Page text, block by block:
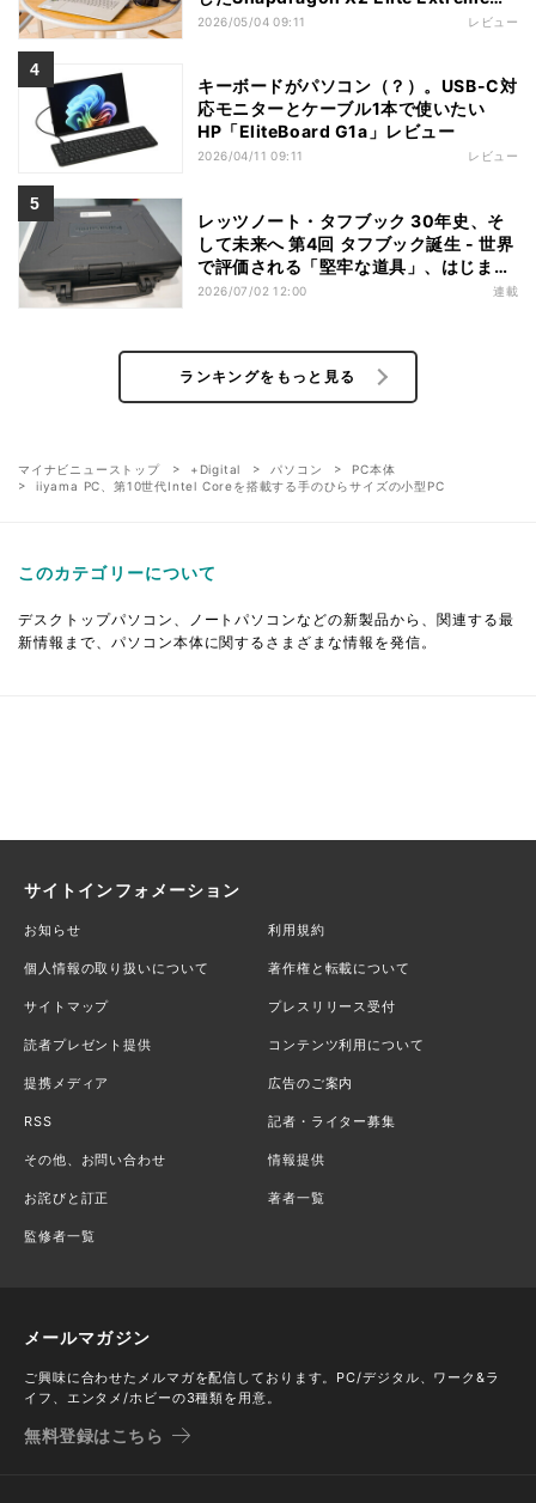
ートPC
2026/05/04 09:11 レビュー
キーボードがパソコン（？）。USB-C対
応モニターとケーブル1本で使いたい
HP「EliteBoard G1a」レビュー
2026/04/11 09:11 レビュー
レッツノート・タフブック 30年史、そ
して未来へ 第4回 タフブック誕生 - 世界
で評価される「堅牢な道具」、はじまり
は海外だった
2026/07/02 12:00 連載
ランキングをもっと見る
マイナビニューストップ +Digital パソコン
PC本体
iiyama PC、第10世代Intel Coreを搭載する手のひらサイズの小型PC
このカテゴリーについて
デスクトップパソコン、ノートパソコンなどの新製品から、関連する最
新情報まで、パソコン本体に関するさまざまな情報を発信。
サイトインフォメーション
お知らせ 利用規約
個人情報の取り扱いについて 著作権と転載について
サイトマップ プレスリリース受付
読者プレゼント提供 コンテンツ利用について
提携メディア 広告のご案内
RSS 記者・ライター募集
その他、お問い合わせ 情報提供
お詫びと訂正 著者一覧
監修者一覧
メールマガジン
ご興味に合わせたメルマガを配信しております。PC/デジタル、ワーク&ラ
イフ、エンタメ/ホビーの3種類を用意。
無料登録はこちら